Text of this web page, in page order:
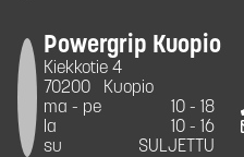
Powergrip Kuopio
Kiekkotie 4
70200
Kuopio
ma - pe
10 - 18
la
10 - 16
su
SULJETTU